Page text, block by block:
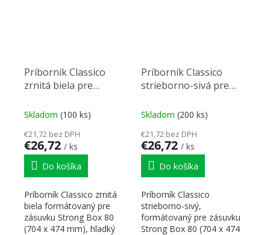
Príborník Classico
zrnitá biela pre
474 mm)
Skladom (100 ks)
€21,72 bez DPH
€26,72 / ks
Do košíka
Príborník Classico zrnitá
biela formátovaný pre
zásuvku Strong Box 80
(704 x 474 mm), hladký
Príborník Classico
strieborno-sivá pre
474 mm)
Skladom (200 ks)
€21,72 bez DPH
€26,72 / ks
Do košíka
Príborník Classico
strieborno-sivý,
formátovaný pre zásuvku
Strong Box 80 (704 x 474